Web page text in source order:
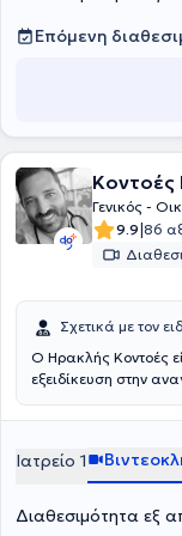
(NHCPS) των ΗΠΑ.
Επόμενη
Κοντοές
Γενικός -
9.9|86
Σχετικά με τον
Ο Ηρακλής Κοντοές
εξειδίκευση στην
Ιατρείο 1
Διαθεσιμότητα εξ